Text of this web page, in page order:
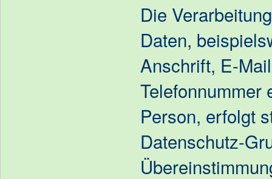
Die
Daten,
Anschrift, E-
Telefonnummer
Person, erfolgt
Datenschutz-